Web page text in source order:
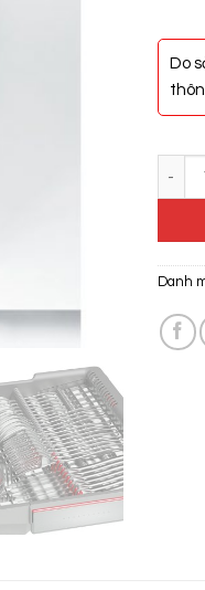
Do
Danh